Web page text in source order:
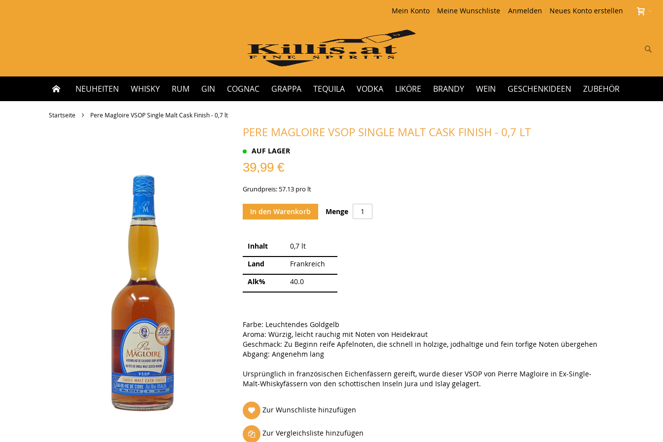
Mein Konto Meine Wunschliste Anmelden Neues Konto erstellen
NEUHEITEN WHISKY RUM GIN COGNAC GRAPPA TEQUILA VODKA LIKÖRE BRANDY WEIN GESCHENKIDEEN ZUBEHÖR
Startseite Pere Magloire VSOP Single Malt Cask Finish - 0,7 lt
PERE MAGLOIRE VSOP SINGLE MALT CASK FINISH - 0,7 LT
AUF LAGER
39,99 €
Grundpreis: 57.13 pro lt
Menge
In den Warenkorb
Weitere
Inhalt
0,7 lt
Land
Frankreich
Alk%
40.0
Farbe: Leuchtendes Goldgelb
Aroma: Würzig, leicht rauchig mit Noten von Heidekraut
Geschmack: Zu Beginn reife Apfelnoten, die schnell in holzige, jodhaltige und fein torfige Noten übergehen
Abgang: Angenehm lang
Ursprünglich in französischen Eichenfässern gereift, wurde dieser VSOP von Pierre Magloire in Ex-Single-
Malt-Whiskyfässern von den schottischen Inseln Jura und Islay gelagert.
Zur Wunschliste hinzufügen
Zur Vergleichsliste hinzufügen